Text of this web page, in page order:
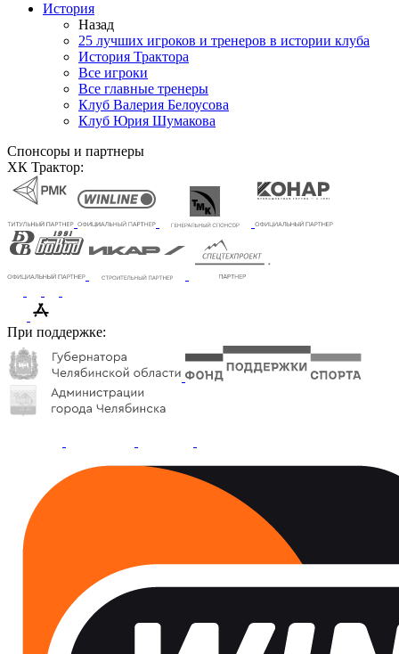
История
Назад
25 лучших игроков и тренеров в истории клуба
История Трактора
Все игроки
Все главные тренеры
Клуб Валерия Белоусова
Клуб Юрия Шумакова
Спонсоры и партнеры
ХК Трактор:
При поддержке: